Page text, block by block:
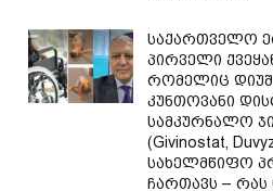
საქართველო
პირველი
რომელიც
კუნთოვანი
სამკურნალო
(Givinostat,
სახელმწიფო
ჩართავს – რას